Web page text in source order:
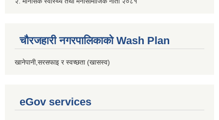
चौरजहारी नगरपालिकाको Wash Plan
खानेपानी,सरसफाइ र स्वच्छता (खासस्व)
eGov services